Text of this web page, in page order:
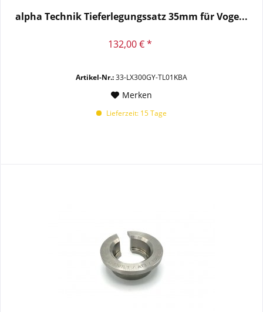
alpha Technik Tieferlegungssatz 35mm für Voge...
132,00 € *
Artikel-Nr.:33-LX300GY-TL01KBA
Merken
Lieferzeit: 15 Tage